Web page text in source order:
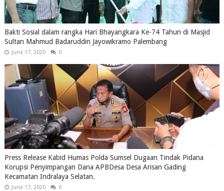
Bakti Sosial dalam rangka Hari Bhayangkara Ke-74 Tahun di Masjid
Sultan Mahmud Badaruddin Jayowikramo Palembang
June 17, 2020 0
Press Release Kabid Humas Polda Sumsel Dugaan Tindak Pidana
Korupsi Penyimpangan Dana APBDesa Desa Arisan Gading
Kecamatan Indralaya Selatan.
June 17, 2020 0